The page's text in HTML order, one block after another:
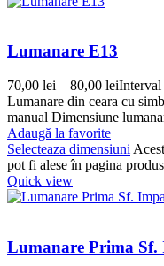
Lumanare E13
70,00 lei – 80,00 leiInterval
Lumanare din ceara cu
manual Dimensiune
Adaugă la favorite
Selecteaza dimensiuni
pot fi alese în pagina
Quick view
Lumanare Prima Sf.